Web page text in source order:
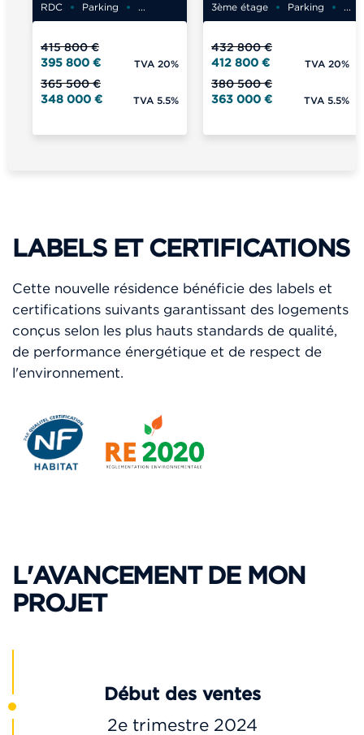
RDC Parking ...
415 800 €
395 800 €
TVA 20%
365 500 €
348 000 €
TVA 5.5%
3ème étage Parking ...
432 800 €
412 800 €
TVA 20%
380 500 €
363 000 €
TVA 5.5%
LABELS ET CERTIFICATIONS
Cette nouvelle résidence bénéficie des labels et
certifications suivants garantissant des logements
conçus selon les plus hauts standards de qualité,
de performance énergétique et de respect de
l'environnement.
L'AVANCEMENT DE MON
PROJET
Début des ventes
2e trimestre 2024